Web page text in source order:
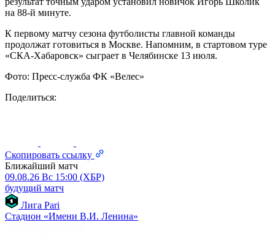
на 88-й минуте.
К первому матчу сезона футболисты главной команды
продолжат готовиться в Москве. Напомним, в стартовом туре
«СКА-Хабаровск» сыграет в Челябинске 13 июля.
Фото: Пресс-служба ФК «Велес»
Поделиться:
Скопировать ссылку
Ближайший матч
09.08.26 Вс 15:00 (ХБР)
будущий матч
Лига Pari
Стадион «Имени В.И. Ленина»